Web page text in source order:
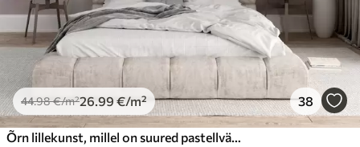
44.98€/m²26.99 €/m² 38
Õrn lillekunst, millel on suured pastellvärvi lilled, mille kroonlehed on läbipaistvad, pehmed varred ja õrnalt hajutatud taustaga